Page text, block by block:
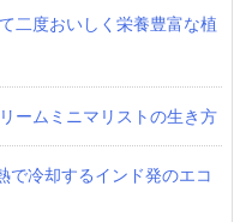
二度おいしく栄養豊富な植
ームミニマリストの生き方
で冷却するインド発のエコ